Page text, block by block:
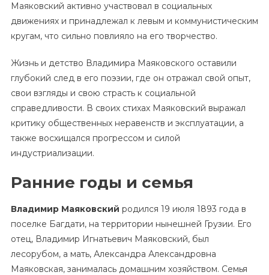
Маяковский активно участвовал в социальных
движениях и принадлежал к левым и коммунистическим
кругам, что сильно повлияло на его творчество.
Жизнь и детство Владимира Маяковского оставили
глубокий след в его поэзии, где он отражал свой опыт,
свои взгляды и свою страсть к социальной
справедливости. В своих стихах Маяковский выражал
критику общественных неравенств и эксплуатации, а
также восхищался прогрессом и силой
индустриализации.
Ранние годы и семья
Владимир Маяковский родился 19 июля 1893 года в
поселке Багдати, на территории нынешней Грузии. Его
отец, Владимир Игнатьевич Маяковский, был
лесорубом, а мать, Александра Александровна
Маяковская, занималась домашним хозяйством. Семья